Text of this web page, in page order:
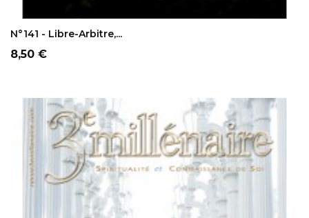
AJOUTER AU PANIER
N°141 - Libre-Arbitre,...
Prix
8,50 €